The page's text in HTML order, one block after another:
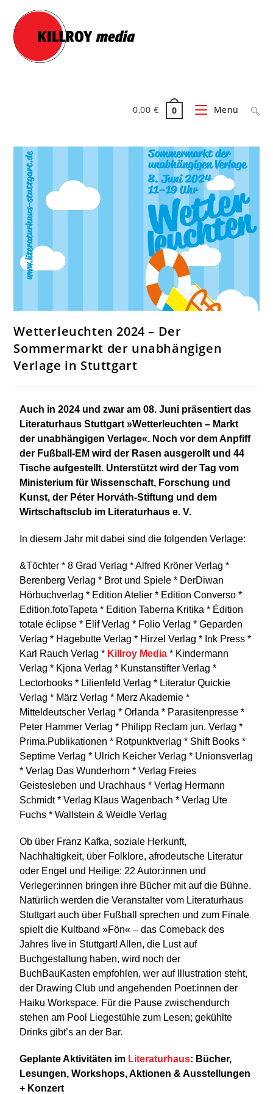
0,00€ 0 Menü
Wetterleuchten 2024 – Der
Sommermarkt der unabhängigen
Verlage in Stuttgart
Auch in 2024 und zwar am 08. Juni präsentiert das
Literaturhaus Stuttgart »Wetterleuchten – Markt
der unabhängigen Verlage«. Noch vor dem Anpfiff
der Fußball-EM wird der Rasen ausgerollt und 44
Tische aufgestellt. Unterstützt wird der Tag vom
Ministerium für Wissenschaft, Forschung und
Kunst, der Péter Horváth-Stiftung und dem
Wirtschaftsclub im Literaturhaus e. V.
In diesem Jahr mit dabei sind die folgenden Verlage:
&Töchter * 8 Grad Verlag * Alfred Kröner Verlag *
Berenberg Verlag * Brot und Spiele * DerDiwan
Hörbuchverlag * Edition Atelier * Edition Converso *
Edition.fotoTapeta * Edition Taberna Kritika * Édition
totale éclipse * Elif Verlag * Folio Verlag * Geparden
Verlag * Hagebutte Verlag * Hirzel Verlag * Ink Press *
Karl Rauch Verlag * Killroy Media * Kindermann
Verlag * Kjona Verlag * Kunstanstifter Verlag *
Lectorbooks * Lilienfeld Verlag * Literatur Quickie
Verlag * März Verlag * Merz Akademie *
Mitteldeutscher Verlag * Orlanda * Parasitenpresse *
Peter Hammer Verlag * Philipp Reclam jun. Verlag *
Prima.Publikationen * Rotpunktverlag * Shift Books *
Septime Verlag * Ulrich Keicher Verlag * Unionsverlag
* Verlag Das Wunderhorn * Verlag Freies
Geistesleben und Urachhaus * Verlag Hermann
Schmidt * Verlag Klaus Wagenbach * Verlag Ute
Fuchs * Wallstein & Weidle Verlag
Ob über Franz Kafka, soziale Herkunft,
Nachhaltigkeit, über Folklore, afrodeutsche Literatur
oder Engel und Heilige: 22 Autor:innen und
Verleger:innen bringen ihre Bücher mit auf die Bühne.
Natürlich werden die Veranstalter vom Literaturhaus
Stuttgart auch über Fußball sprechen und zum Finale
spielt die Kultband »Fön« – das Comeback des
Jahres live in Stuttgart! Allen, die Lust auf
Buchgestaltung haben, wird noch der
BuchBauKasten empfohlen, wer auf Illustration steht,
der Drawing Club und angehenden Poet:innen der
Haiku Workspace. Für die Pause zwischendurch
stehen am Pool Liegestühle zum Lesen; gekühlte
Drinks gibt’s an der Bar.
Geplante Aktivitäten im Literaturhaus: Bücher,
Lesungen, Workshops, Aktionen & Ausstellungen
+ Konzert